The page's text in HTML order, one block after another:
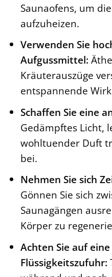
Saunaofens, um
aufzuheizen.
Verwenden Sie
Aufgussmittel:
Kräuterauszüge
entspannende
Schaffen Sie eine
Gedämpftes Licht,
wohltuender Duft
bei.
Nehmen Sie sich
Gönnen Sie sich
Saunagängen
Körper zu
Achten Sie auf
Flüssigkeitszufuhr: